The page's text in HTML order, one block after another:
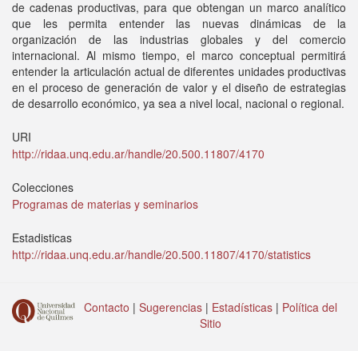
de cadenas productivas, para que obtengan un marco analítico
que les permita entender las nuevas dinámicas de la
organización de las industrias globales y del comercio
internacional. Al mismo tiempo, el marco conceptual permitirá
entender la articulación actual de diferentes unidades productivas
en el proceso de generación de valor y el diseño de estrategias
de desarrollo económico, ya sea a nivel local, nacional o regional.
URI
http://ridaa.unq.edu.ar/handle/20.500.11807/4170
Colecciones
Programas de materias y seminarios
Estadisticas
http://ridaa.unq.edu.ar/handle/20.500.11807/4170/statistics
Contacto | Sugerencias | Estadísticas | Política del
Sitio